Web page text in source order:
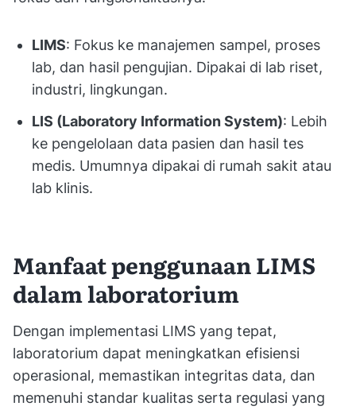
LIMS: Fokus ke manajemen sampel, proses
lab, dan hasil pengujian. Dipakai di lab riset,
industri, lingkungan.
LIS (Laboratory Information System): Lebih
ke pengelolaan data pasien dan hasil tes
medis. Umumnya dipakai di rumah sakit atau
lab klinis.
Manfaat penggunaan LIMS
dalam laboratorium
Dengan implementasi LIMS yang tepat,
laboratorium dapat meningkatkan efisiensi
operasional, memastikan integritas data, dan
memenuhi standar kualitas serta regulasi yang